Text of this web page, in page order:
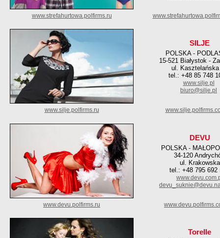
www.strefahurtowa.polfirms.ru
SILJE
POLSKA -
15-521 Białystok -
ul.
tel.: +48 85 748
www.silje.pl
biuro@silje.pl
www.silje.polfirms.ru
DEVU
POLSKA -
34-120
ul. Krakowska
tel.: +48 795 692
www.devu.polfirms.ru
Torelle